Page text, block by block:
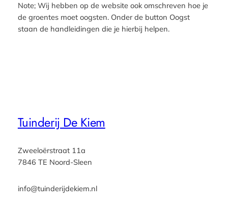
Note; Wij hebben op de website ook omschreven hoe je
de groentes moet oogsten. Onder de button Oogst
staan de handleidingen die je hierbij helpen.
Tuinderij De Kiem
Zweeloërstraat 11a
7846 TE Noord-Sleen
info@tuinderijdekiem.nl